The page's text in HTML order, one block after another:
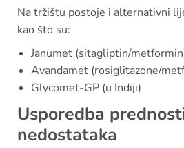
Na tržištu postoje i alternativni
kao što su:
Janumet (sitagliptin/
Avandamet (rosiglitazone/
Glycomet-GP (u Indiji)
Usporedba
nedostataka